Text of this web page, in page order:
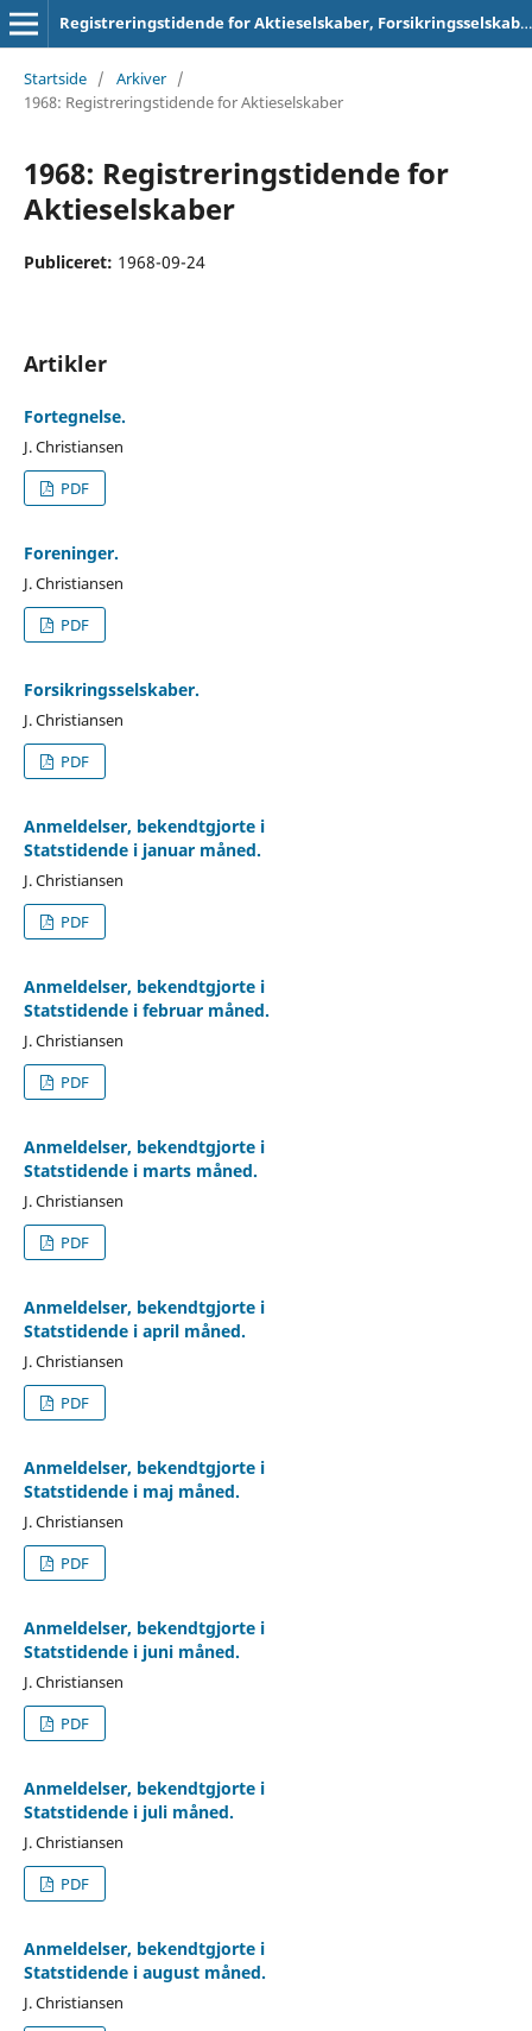
Registreringstidende for Aktieselskaber, Forsikringsselskaber og Foreninger
Startside / Arkiver /
1968: Registreringstidende for Aktieselskaber
1968: Registreringstidende for
Aktieselskaber
Publiceret: 1968-09-24
Artikler
Fortegnelse.
J. Christiansen
PDF
Foreninger.
J. Christiansen
PDF
Forsikringsselskaber.
J. Christiansen
PDF
Anmeldelser, bekendtgjorte i
Statstidende i januar måned.
J. Christiansen
PDF
Anmeldelser, bekendtgjorte i
Statstidende i februar måned.
J. Christiansen
PDF
Anmeldelser, bekendtgjorte i
Statstidende i marts måned.
J. Christiansen
PDF
Anmeldelser, bekendtgjorte i
Statstidende i april måned.
J. Christiansen
PDF
Anmeldelser, bekendtgjorte i
Statstidende i maj måned.
J. Christiansen
PDF
Anmeldelser, bekendtgjorte i
Statstidende i juni måned.
J. Christiansen
PDF
Anmeldelser, bekendtgjorte i
Statstidende i juli måned.
J. Christiansen
PDF
Anmeldelser, bekendtgjorte i
Statstidende i august måned.
J. Christiansen